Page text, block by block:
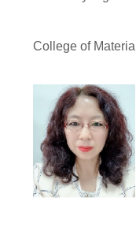
College of